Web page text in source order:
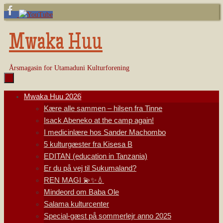
Skip
to
content
Mwaka Huu
Årsmagasin for Utamaduni Kulturforening
Mwaka Huu 2026
Kære alle sammen – hilsen fra Tinne
Isack Abeneko at the camp again!
I medicinlære hos Sander Machombo
5 kulturgæster fra Kisesa B
EDITAN (education in Tanzania)
Er du på vej til Sukumaland?
REN MAGI 💫✨💧
Mindeord om Baba Ole
Salama kulturcenter
Special-gæst på sommerlejr anno 2025